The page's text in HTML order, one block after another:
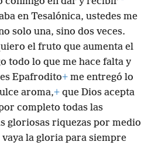
en Tesalónica, ustedes me
solo una, sino dos veces.
el fruto que aumenta el
todo lo que me hace falta y
Epafrodito+ me entregó lo
aroma,+ que Dios acepta
completo todas las
gloriosas riquezas por medio
la gloria para siempre